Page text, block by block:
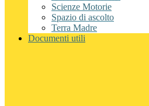
Scienze Motorie
Spazio di ascolto
Terra Madre
Documenti utili